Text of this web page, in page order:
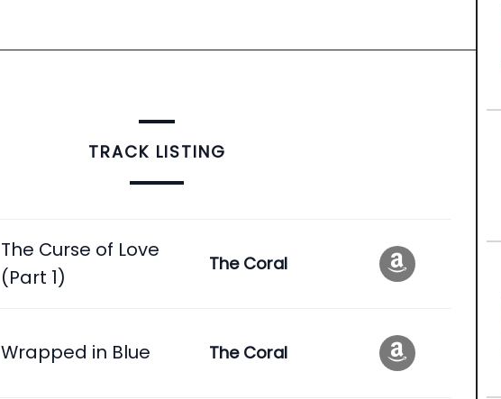
TRACK LISTING
The Curse of Love
(Part 1)
The Coral
Wrapped in Blue The Coral